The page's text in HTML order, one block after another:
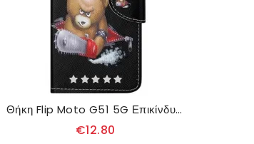
Θήκη Flip Moto G51 5G Επικίνδυνη Αρκούδα
€12.80